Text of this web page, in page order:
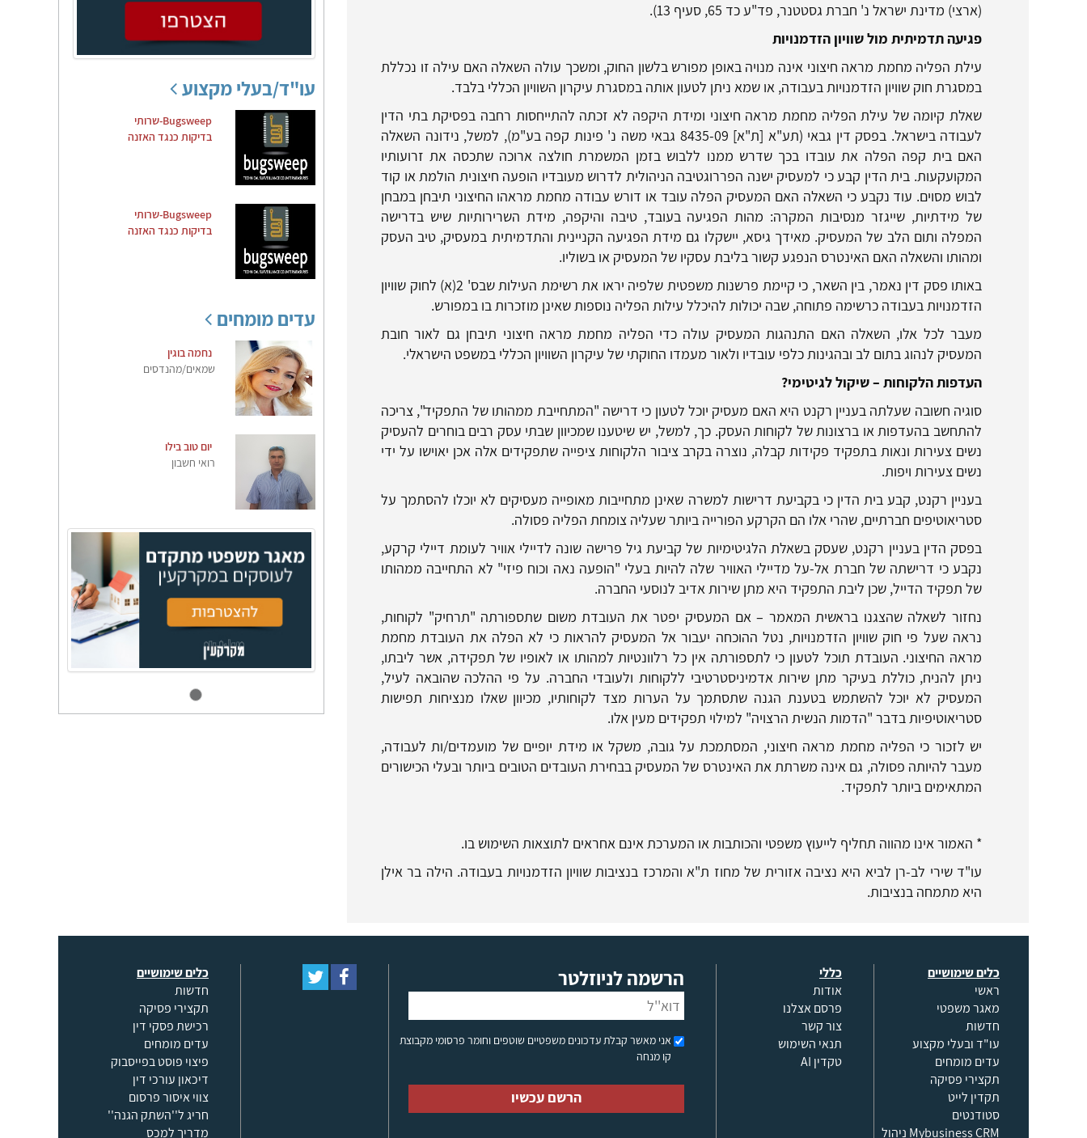
(ארצי) מדינת ישראל נ' חברת גסטטנר, פד"ע כד 65, סעיף 13).
פגיעה תדמיתית מול שוויון הזדמנויות
עילת הפליה מחמת מראה חיצוני אינה מנויה באופן מפורש בלשון החוק, ומשכך עולה השאלה האם עילה זו נכללת
במסגרת חוק שוויון הזדמנויות בעבודה, או שמא ניתן לטעון אותה במסגרת עיקרון השוויון הכללי בלבד.
שאלת קיומה של עילת הפליה מחמת מראה חיצוני ומידת היקפה לא זכתה להתייחסות רחבה בפסיקת בתי הדין
לעבודה בישראל. בפסק דין גבאי (תע"א [ת"א] 8435-09 גבאי משה נ' פינות קפה בע"מ), למשל, נידונה השאלה
האם בית קפה הפלה את עובדו בכך שדרש ממנו ללבוש בזמן המשמרת חולצה ארוכה שתכסה את זרועותיו
המקועקעות. בית הדין קבע כי למעסיק ישנה הפררוגטיבה הניהולית לדרוש מעובדיו הופעה חיצונית הולמת או קוד
לבוש מסוים. עוד נקבע כי השאלה האם המעסיק הפלה עובד או דורש עבודה מחמת מראהו החיצוני תיבחן במבחן
של מידתיות, שייגזר מנסיבות המקרה: מהות הפגיעה בעובד, טיבה והיקפה, מידת השרירותיות שיש בדרישה
המפלה ותום הלב של המעסיק. מאידך גיסא, יישקלו גם מידת הפגיעה הקניינית והתדמיתית במעסיק, טיב העסק
ומהותו והשאלה האם האינטרס הנפגע קשור בליבת עסקיו של המעסיק או בשוליו.
באותו פסק דין נאמר, בין השאר, כי קיימת פרשנות משפטית שלפיה יראו את רשימת העילות שבס' 2(א) לחוק שוויון
הזדמנויות בעבודה כרשימה פתוחה, שבה יכולות להיכלל עילות הפליה נוספות שאינן מוזכרות בו במפורש.
מעבר לכל אלו, השאלה האם התנהגות המעסיק עולה כדי הפליה מחמת מראה חיצוני תיבחן גם לאור חובת
המעסיק לנהוג בתום לב ובהגינות כלפי עובדיו ולאור מעמדו החוקתי של עיקרון השוויון הכללי במשפט הישראלי.
העדפות הלקוחות – שיקול לגיטימי?
סוגיה חשובה שעלתה בעניין רקנט היא האם מעסיק יוכל לטעון כי דרישה "המתחייבת ממהותו של התפקיד", צריכה
להתחשב בהעדפות או ברצונות של לקוחות העסק. כך, למשל, יש שיטענו שמכיוון שבתי עסק רבים בוחרים להעסיק
נשים צעירות ונאות בתפקיד פקידות קבלה, נוצרה בקרב ציבור הלקוחות ציפייה שתפקידים אלה אכן יאוישו על ידי
נשים צעירות ויפות.
בעניין רקנט, קבע בית הדין כי בקביעת דרישות למשרה שאינן מתחייבות מאופייה מעסיקים לא יוכלו להסתמך על
סטריאוטיפים חברתיים, שהרי אלו הם הקרקע הפורייה ביותר שעליה צומחת הפליה פסולה.
בפסק הדין בעניין רקנט, שעסק בשאלת הלגיטימיות של קביעת גיל פרישה שונה לדיילי אוויר לעומת דיילי קרקע,
נקבע כי דרישתה של חברת אל-על מדיילי האוויר שלה להיות בעלי "הופעה נאה וכוח פיזי" לא התחייבה ממהותו
של תפקיד הדייל, שכן ליבת התפקיד היא מתן שירות אדיב לנוסעי החברה.
נחזור לשאלה שהצגנו בראשית המאמר – אם המעסיק יפטר את העובדת משום שתספורתה "תרחיק" לקוחות,
נראה שעל פי חוק שוויון הזדמנויות, נטל ההוכחה יעבור אל המעסיק להראות כי לא הפלה את העובדת מחמת
מראהּ החיצוני. העובדת תוכל לטעון כי לתספורתה אין כל רלוונטיות למהותו או לאופיו של תפקידה, אשר ליבתו,
ניתן להניח, כוללת בעיקר מתן שירות אדמיניסטרטיבי ללקוחות ולעובדי החברה. על פי ההלכה שהובאה לעיל,
המעסיק לא יוכל להשתמש בטענת הגנה שתסתמך על הערות מצד לקוחותיו, מכיוון שאלו מנציחות תפישות
סטריאוטיפיות בדבר "הדמות הנשית הרצויה" למילוי תפקידים מעין אלו.
יש לזכור כי הפליה מחמת מראה חיצוני, המסתמכת על גובה, משקל או מידת יופיים של מועמדים/ות לעבודה,
מעבר להיותה פסולה, גם אינה משרתת את האינטרס של המעסיק בבחירת העובדים הטובים ביותר ובעלי הכישורים
המתאימים ביותר לתפקיד.
* האמור אינו מהווה תחליף לייעוץ משפטי והכותבות או המערכת אינם אחראים לתוצאות השימוש בו.
עו"ד שירי לב-רן לביא היא נציבה אזורית של מחוז ת"א והמרכז בנציבות שוויון הזדמנויות בעבודה. הילה בר אילן
היא מתמחה בנציבות.
עו"ד/בעלי מקצוע
Bugsweep-שרותי
בדיקות כנגד האזנה
Bugsweep-שרותי
בדיקות כנגד האזנה
עדים מומחים
נחמה בוגין
שמאים/מהנדסים
יום טוב בילו
רואי חשבון
כלים שימושיים
ראשי
מאגר משפטי
חדשות
עו"ד ובעלי מקצוע
עדים מומחים
תקצירי פסיקה
תקדין לייט
סטודנטים
Mybusiness CRM ניהול
כללי
אודות
פרסם אצלנו
צור קשר
תנאי השימוש
טקדין AI
הרשמה לניוזלטר
אני מאשר קבלת עדכונים משפטיים שוטפים וחומר פרסומי מקבוצת
קו מנחה
הרשם עכשיו
כלים שימושיים
חדשות
תקצירי פסיקה
רכישת פסקי דין
עדים מומחים
פיצוי פוסט בפייסבוק
דיכאון עורכי דין
צווי איסור פרסום
חריג ל''השתק הגנה''
מדריך למכס